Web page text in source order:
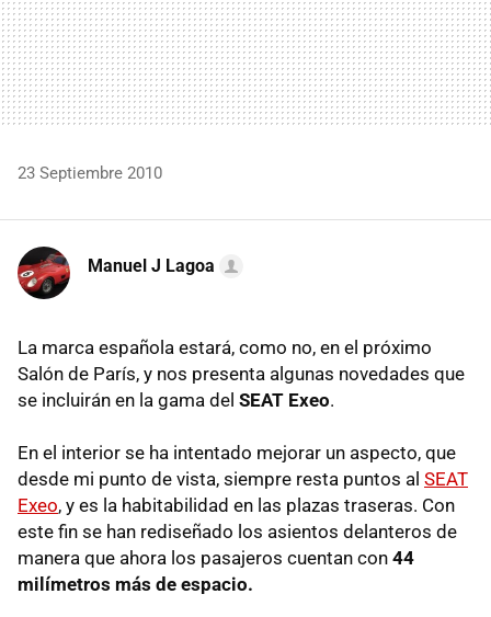
23 Septiembre 2010
Manuel J Lagoa
La marca española estará, como no, en el próximo
Salón de París, y nos presenta algunas novedades que
se incluirán en la gama del SEAT Exeo.
En el interior se ha intentado mejorar un aspecto, que
desde mi punto de vista, siempre resta puntos al SEAT
Exeo, y es la habitabilidad en las plazas traseras. Con
este fin se han rediseñado los asientos delanteros de
manera que ahora los pasajeros cuentan con 44
milímetros más de espacio.